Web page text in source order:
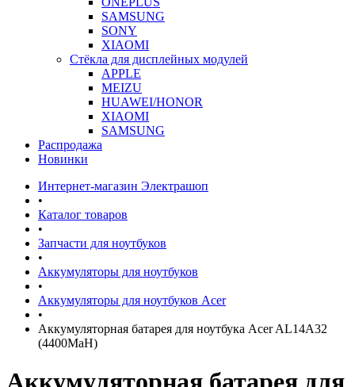
SAMSUNG
SONY
XIAOMI
Стёкла для дисплейных модулей
APPLE
MEIZU
HUAWEI/HONOR
XIAOMI
SAMSUNG
Распродажа
Новинки
Интернет-магазин Электрашоп
•
Каталог товаров
•
Запчасти для ноутбуков
•
Аккумуляторы для ноутбуков
•
Аккумуляторы для ноутбуков Acer
•
Аккумуляторная батарея для ноутбука Acer AL14A32
(4400MaH)